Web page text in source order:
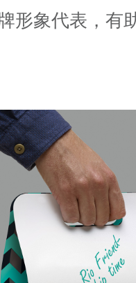
形象代表，有